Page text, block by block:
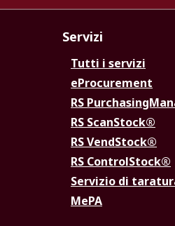
Servizi
Tutti i servizi
eProcurement
RS
RS ScanStock®
RS VendStock®
RS ControlStock®
Servizio di
MePA